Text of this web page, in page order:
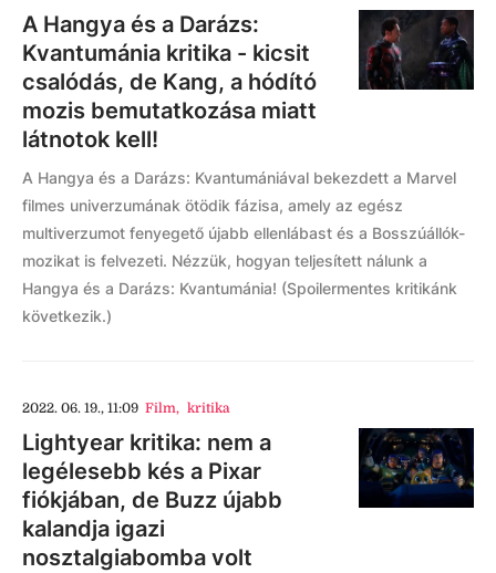
A Hangya és a Darázs:
Kvantumánia kritika - kicsit
csalódás, de Kang, a hódító
mozis bemutatkozása miatt
látnotok kell!
A Hangya és a Darázs: Kvantumániával bekezdett a Marvel
filmes univerzumának ötödik fázisa, amely az egész
multiverzumot fenyegető újabb ellenlábast és a Bosszúállók-
mozikat is felvezeti. Nézzük, hogyan teljesített nálunk a
Hangya és a Darázs: Kvantumánia! (Spoilermentes kritikánk
következik.)
2022. 06. 19., 11:09 Film, kritika
Lightyear kritika: nem a
legélesebb kés a Pixar
fiókjában, de Buzz újabb
kalandja igazi
nosztalgiabomba volt